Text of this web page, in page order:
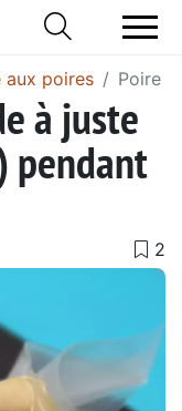
aux poires Poire
à juste
pendant